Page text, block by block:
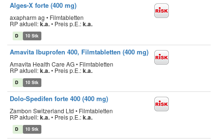
Alges-X forte (400 mg)
axapharm ag • Filmtabletten
RP aktuell:k.a.• Preis p.E.:k.a.
D 10 Stk
Amavita Ibuprofen 400, Filmtabletten (400 mg)
Amavita Health Care AG • Filmtabletten
RP aktuell:k.a.• Preis p.E.:k.a.
D 10 Stk
Dolo-Spedifen forte 400 (400 mg)
Zambon Switzerland Ltd • Filmtabletten
RP aktuell:k.a.• Preis p.E.:k.a.
D 10 Stk